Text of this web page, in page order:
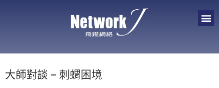
大師對談 – 刺蝟困境